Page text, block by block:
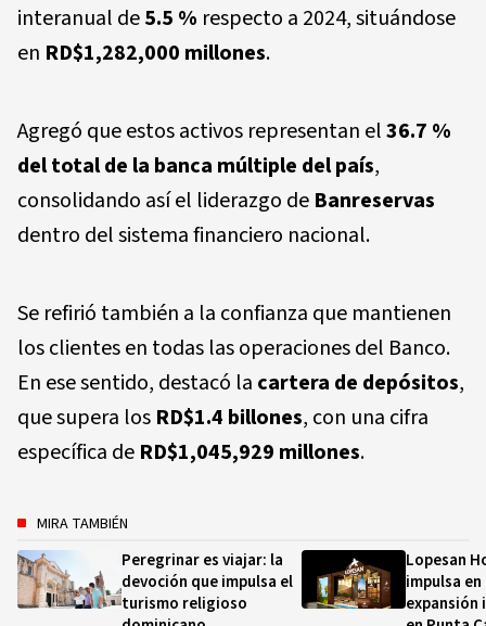
interanual de5.5 % respecto a 2024, situándose
en RD$1,282,000 millones.
Agregó que estos activos representan el36.7 %
del total de la banca múltiple del país,
consolidando así el liderazgo de Banreservas
dentro del sistema financiero nacional.
Se refirió también a la confianza que mantienen
los clientes en todas las operaciones del Banco.
En ese sentido, destacó la cartera de depósitos,
que supera los RD$1.4 billones, con una cifra
específica de RD$1,045,929 millones.
MIRA TAMBIÉN
Peregrinar es viajar: la
devoción que impulsa el
turismo religioso
Lopesan
impulsa